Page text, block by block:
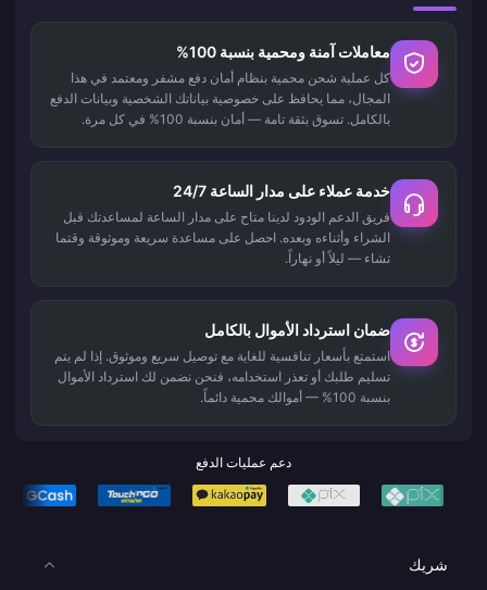
معاملات آمنة ومحمية بنسبة 100%
كل عملية شحن محمية بنظام أمان دفع مشفر ومعتمد في هذا
المجال، مما يحافظ على خصوصية بياناتك الشخصية وبيانات الدفع
بالكامل. تسوق بثقة تامة — أمان بنسبة 100% في كل مرة.
خدمة عملاء على مدار الساعة 24/7
فريق الدعم الودود لدينا متاح على مدار الساعة لمساعدتك قبل
الشراء وأثناءه وبعده. احصل على مساعدة سريعة وموثوقة وقتما
تشاء — ليلاً أو نهاراً.
ضمان استرداد الأموال بالكامل
استمتع بأسعار تنافسية للغاية مع توصيل سريع وموثوق. إذا لم يتم
تسليم طلبك أو تعذر استخدامه، فنحن نضمن لك استرداد الأموال
بنسبة 100% — أموالك محمية دائماً.
دعم عمليات الدفع
شريك